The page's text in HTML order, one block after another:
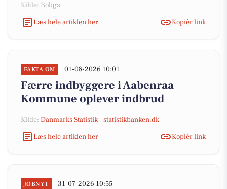
Kilde: Boliga
Læs hele artiklen her
Kopiér link
FAKTA OM 01-08-2026 10:01
Færre indbyggere i Aabenraa
Kommune oplever indbrud
Kilde: Danmarks Statistik - statistikbanken.dk
Læs hele artiklen her
Kopiér link
JOBNYT 31-07-2026 10:55